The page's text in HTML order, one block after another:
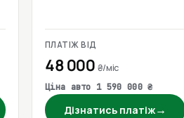
ПЛАТІЖ ВІД
48 000 ₴/міс
Ціна авто 1 590 000 ₴
Дізнатись платіж→